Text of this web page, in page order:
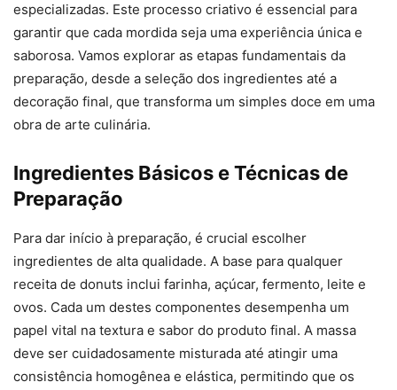
especializadas. Este processo criativo é essencial para
garantir que cada mordida seja uma experiência única e
saborosa. Vamos explorar as etapas fundamentais da
preparação, desde a seleção dos ingredientes até a
decoração final, que transforma um simples doce em uma
obra de arte culinária.
Ingredientes Básicos e Técnicas de
Preparação
Para dar início à preparação, é crucial escolher
ingredientes de alta qualidade. A base para qualquer
receita de donuts inclui farinha, açúcar, fermento, leite e
ovos. Cada um destes componentes desempenha um
papel vital na textura e sabor do produto final. A massa
deve ser cuidadosamente misturada até atingir uma
consistência homogênea e elástica, permitindo que os